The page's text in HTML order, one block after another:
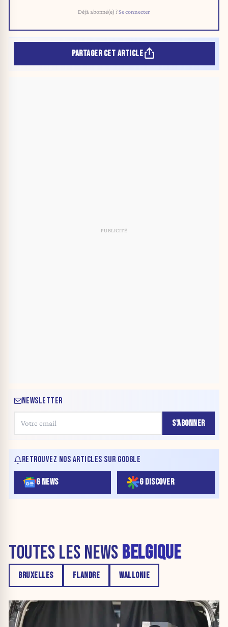
Déjà abonné(e) ?Se connecter
PARTAGER CET ARTICLE
NEWSLETTER
S'ABONNER
RETROUVEZ NOS ARTICLES SUR GOOGLE
G NEWS G DISCOVER
TOUTES LES NEWS BELGIQUE
BRUXELLES FLANDRE WALLONIE